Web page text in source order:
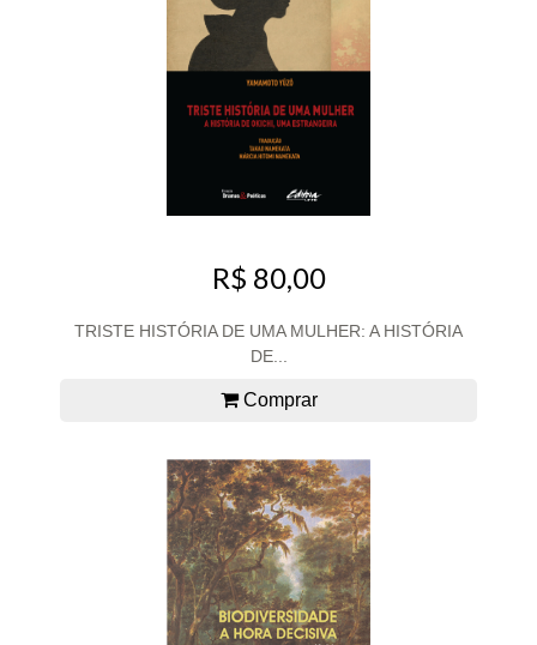
R$ 80,00
TRISTE HISTÓRIA DE UMA MULHER: A HISTÓRIA
DE...
Comprar